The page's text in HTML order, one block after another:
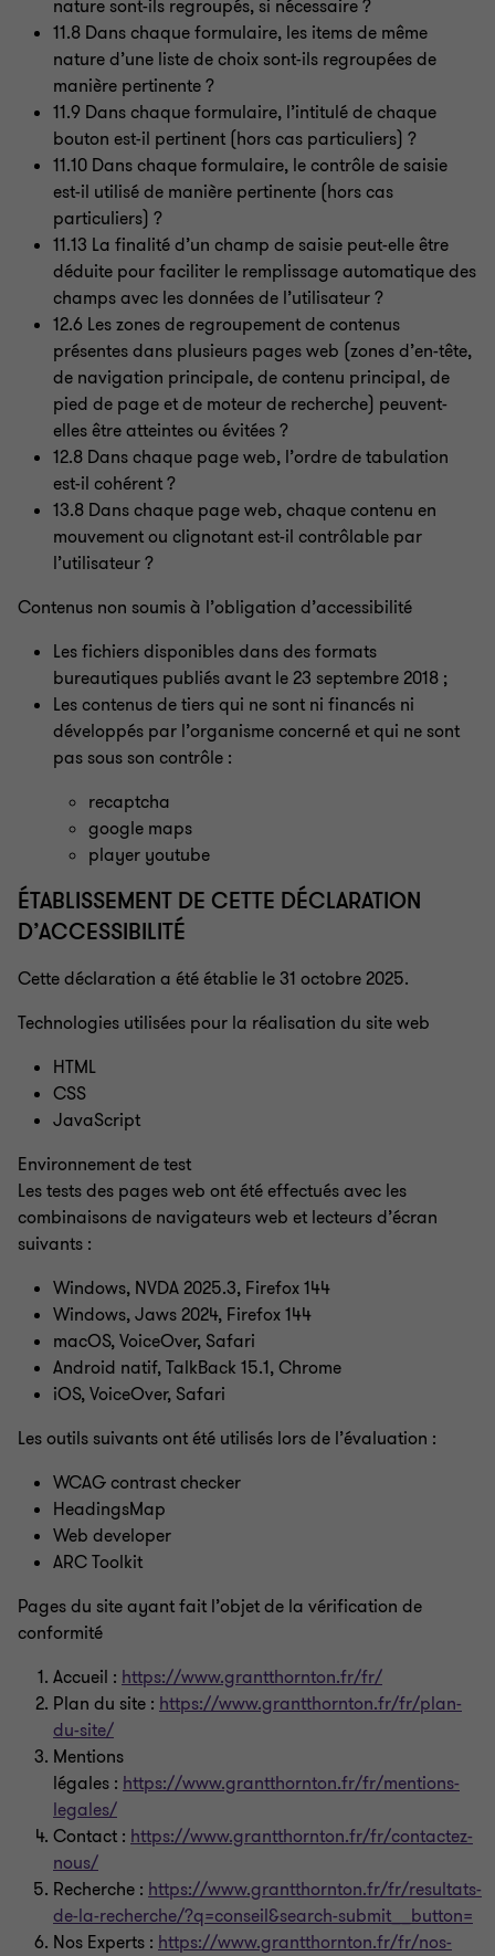
nature sont-ils regroupés, si nécessaire?
11.8 Dans chaque formulaire, les items de même
nature d’une liste de choix sont-ils regroupées de
manière pertinente?
11.9 Dans chaque formulaire, l’intitulé de chaque
bouton est-il pertinent (hors cas particuliers) ?
11.10 Dans chaque formulaire, le contrôle de saisie
est-il utilisé de manière pertinente (hors cas
particuliers) ?
11.13 La finalité d’un champ de saisie peut-elle être
déduite pour faciliter le remplissage automatique des
champs avec les données de l’utilisateur?
12.6 Les zones de regroupement de contenus
présentes dans plusieurs pages web (zones d’en-tête,
de navigation principale, de contenu principal, de
pied de page et de moteur de recherche) peuvent-
elles être atteintes ou évitées?
12.8 Dans chaque page web, l’ordre de tabulation
est-il cohérent?
13.8 Dans chaque page web, chaque contenu en
mouvement ou clignotant est-il contrôlable par
l’utilisateur?
Contenus non soumis à l’obligation d’accessibilité
Les fichiers disponibles dans des formats
bureautiques publiés avant le 23 septembre 2018 ;
Les contenus de tiers qui ne sont ni financés ni
développés par l’organisme concerné et qui ne sont
pas sous son contrôle :
recaptcha
google maps
player youtube
ÉTABLISSEMENT DE CETTE DÉCLARATION
D’ACCESSIBILITÉ
Cette déclaration a été établie le 31 octobre 2025.
Technologies utilisées pour la réalisation du site web
HTML
CSS
JavaScript
Environnement de test
Les tests des pages web ont été effectués avec les
combinaisons de navigateurs web et lecteurs d’écran
suivants :
Windows, NVDA 2025.3, Firefox 144
Windows, Jaws 2024, Firefox 144
macOS, VoiceOver, Safari
Android natif, TalkBack 15.1, Chrome
iOS, VoiceOver, Safari
Les outils suivants ont été utilisés lors de l’évaluation :
WCAG contrast checker​
HeadingsMap​
Web developer​
ARC Toolkit
Pages du site ayant fait l’objet de la vérification de
conformité
Accueil : https://www.grantthornton.fr/fr/
Plan du site : https://www.grantthornton.fr/fr/plan-
du-site/
Mentions
légales : https://www.grantthornton.fr/fr/mentions-
legales/
Contact : https://www.grantthornton.fr/fr/contactez-
nous/
Recherche : https://www.grantthornton.fr/fr/resultats-
de-la-recherche/?q=conseil&search-submit__button=
Nos Experts : https://www.grantthornton.fr/fr/nos-